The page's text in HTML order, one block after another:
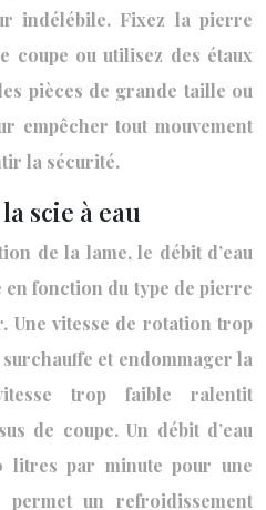
indélébile. Fixez la pierre
coupe ou utilisez des étaux
pièces de grande taille ou
empêcher tout mouvement
la sécurité.
scie à eau
de la lame, le débit d’eau
fonction du type de pierre
Une vitesse de rotation trop
et endommager la
trop faible ralentit
de coupe. Un débit d’eau
litres par minute pour une
un refroidissement